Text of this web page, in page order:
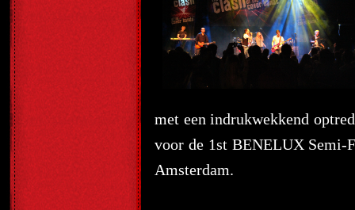
met een indrukwekkend
voor de 1st BENELUX Semi-
Amsterdam.